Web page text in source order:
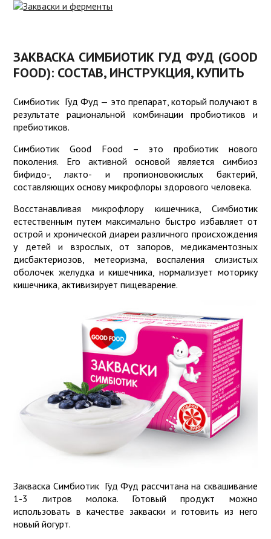
ИНТЕРНЕТ-
РЕЦЕПТЫ
ОБОРУДОВАНИЕ
СОВЕТЫ
КУЛИНАРИЯ
КАЧЕСТВО
О
СОРТАХ
СЫРА
ЗАКВАСКИ
ЗАКВАСКИ
ЗАКВАСКИ
ДЛЯ
ТВОРОГА
ЗАКВАСКА СИМБИОТИК ГУД ФУД (GOOD
FOOD): СОСТАВ, ИНСТРУКЦИЯ, КУПИТЬ
Симбиотик Гуд Фуд — это препарат, который получают в
результате рациональной комбинации пробиотиков и
пребиотиков.
Симбиотик Good Food – это пробиотик нового
поколения. Его активной основой является симбиоз
бифидо-, лакто- и пропионовокислых бактерий,
составляющих основу микрофлоры здорового человека.
Восстанавливая микрофлору кишечника, Симбиотик
естественным путем максимально быстро избавляет от
острой и хронической диареи различного происхождения
у детей и взрослых, от запоров, медикаментозных
дисбактериозов, метеоризма, воспаления слизистых
оболочек желудка и кишечника, нормализует моторику
кишечника, активизирует пищеварение.
Закваска Симбиотик Гуд Фуд рассчитана на сквашивание
1-3 литров молока. Готовый продукт можно
использовать в качестве закваски и готовить из него
новый йогурт.